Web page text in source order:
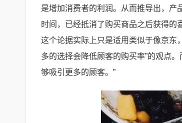
是增加消费者的利润。从而推导出，产
时间，已经抵消了购买商品之后获得
这个论据实际上只是适用类似于像京东
多的选择会降低顾客的购买率”的观点
够吸引更多的顾客。”